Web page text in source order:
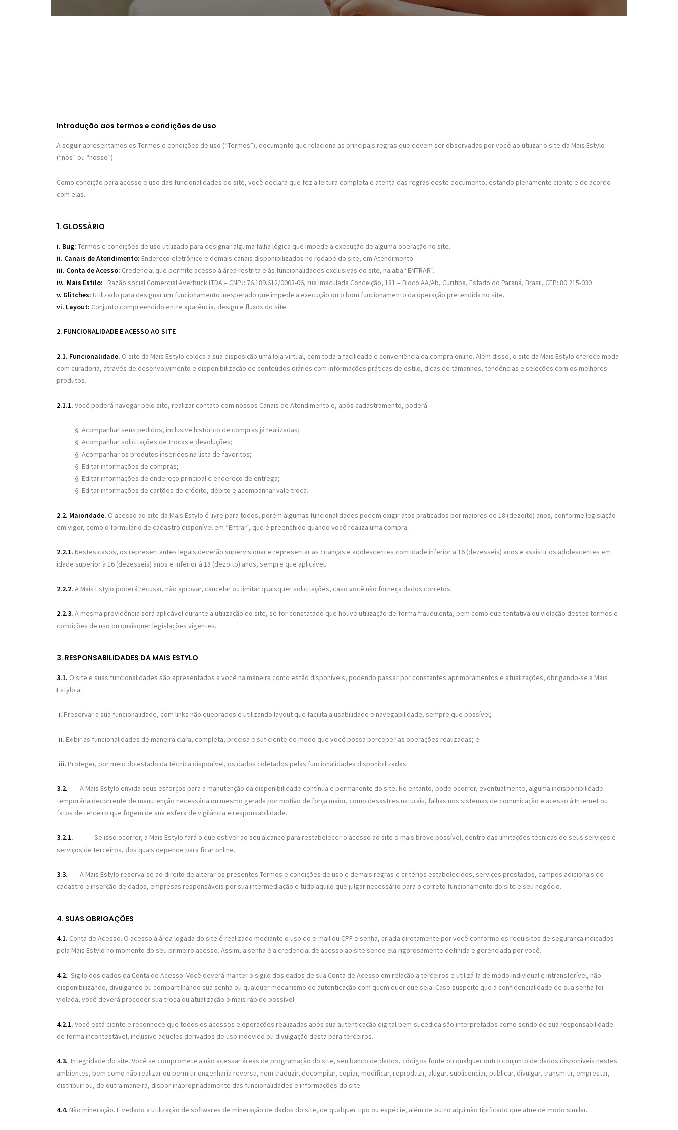
Introdução aos termos e condições de uso
A seguir apresentamos os Termos e condições de uso (“Termos”), documento que relaciona as principais regras que devem ser observadas por você ao utilizar o site da Mais Estylo
(“nós” ou “nosso”)
Como condição para acesso e uso das funcionalidades do site, você declara que fez a leitura completa e atenta das regras deste documento, estando plenamente ciente e de acordo
com elas.
1. GLOSSÁRIO
i. Bug: Termos e condições de uso utilizado para designar alguma falha lógica que impede a execução de alguma operação no site.
ii. Canais de Atendimento: Endereço eletrônico e demais canais disponibilizados no rodapé do site, em Atendimento.
iii. Conta de Acesso: Credencial que permite acesso à área restrita e às funcionalidades exclusivas do site, na aba “ENTRAR”.
iv. Mais Estilo: . Razão social Comercial Averbuck LTDA – CNPJ: 76.189.612/0003-06, rua Imaculada Conceição, 181 – Bloco AA/Ab, Curitiba, Estado do Paraná, Brasil, CEP: 80.215-030
v. Glitches: Utilizado para designar um funcionamento inesperado que impede a execução ou o bom funcionamento da operação pretendida no site.
vi. Layout: Conjunto compreendido entre aparência, design e fluxos do site.
2. FUNCIONALIDADE E ACESSO AO SITE
2.1. Funcionalidade. O site da Mais Estylo coloca a sua disposição uma loja virtual, com toda a facilidade e conveniência da compra online. Além disso, o site da Mais Estylo oferece moda
com curadoria, através de desenvolvimento e disponibilização de conteúdos diários com informações práticas de estilo, dicas de tamanhos, tendências e seleções com os melhores
produtos.
2.1.1. Você poderá navegar pelo site, realizar contato com nossos Canais de Atendimento e, após cadastramento, poderá:
§ Acompanhar seus pedidos, inclusive histórico de compras já realizadas;
§ Acompanhar solicitações de trocas e devoluções;
§ Acompanhar os produtos inseridos na lista de favoritos;
§ Editar informações de compras;
§ Editar informações de endereço principal e endereço de entrega;
§ Editar informações de cartões de crédito, débito e acompanhar vale troca.
2.2. Maioridade. O acesso ao site da Mais Estylo é livre para todos, porém algumas funcionalidades podem exigir atos praticados por maiores de 18 (dezoito) anos, conforme legislação
em vigor, como o formulário de cadastro disponível em “Entrar”, que é preenchido quando você realiza uma compra.
2.2.1. Nestes casos, os representantes legais deverão supervisionar e representar as crianças e adolescentes com idade inferior a 16 (dezesseis) anos e assistir os adolescentes em
idade superior à 16 (dezesseis) anos e inferior à 18 (dezoito) anos, sempre que aplicável.
2.2.2. A Mais Estylo poderá recusar, não aprovar, cancelar ou limitar quaisquer solicitações, caso você não forneça dados corretos.
2.2.3. A mesma providência será aplicável durante a utilização do site, se for constatado que houve utilização de forma fraudulenta, bem como que tentativa ou violação destes termos e
condições de uso ou quaisquer legislações vigentes.
3. RESPONSABILIDADES DA MAIS ESTYLO
3.1. O site e suas funcionalidades são apresentados a você na maneira como estão disponíveis, podendo passar por constantes aprimoramentos e atualizações, obrigando-se a Mais
Estylo a:
i. Preservar a sua funcionalidade, com links não quebrados e utilizando layout que facilita a usabilidade e navegabilidade, sempre que possível;
ii. Exibir as funcionalidades de maneira clara, completa, precisa e suficiente de modo que você possa perceber as operações realizadas; e
iii. Proteger, por meio do estado da técnica disponível, os dados coletados pelas funcionalidades disponibilizadas.
3.2.
A Mais Estylo envida seus esforços para a manutenção da disponibilidade contínua e permanente do site. No entanto, pode ocorrer, eventualmente, alguma indisponibilidade
temporária decorrente de manutenção necessária ou mesmo gerada por motivo de força maior, como desastres naturais, falhas nos sistemas de comunicação e acesso à Internet ou
fatos de terceiro que fogem de sua esfera de vigilância e responsabilidade.
3.2.1.
Se isso ocorrer, a Mais Estylo fará o que estiver ao seu alcance para restabelecer o acesso ao site o mais breve possível, dentro das limitações técnicas de seus serviços e
serviços de terceiros, dos quais depende para ficar online.
3.3.
A Mais Estylo reserva-se ao direito de alterar os presentes Termos e condições de uso e demais regras e critérios estabelecidos, serviços prestados, campos adicionais de
cadastro e inserção de dados, empresas responsáveis por sua intermediação e tudo aquilo que julgar necessário para o correto funcionamento do site e seu negócio.
4. SUAS OBRIGAÇÕES
4.1. Conta de Acesso. O acesso à área logada do site é realizado mediante o uso do e-mail ou CPF e senha, criada diretamente por você conforme os requisitos de segurança indicados
pela Mais Estylo no momento do seu primeiro acesso. Assim, a senha é a credencial de acesso ao site sendo ela rigorosamente definida e gerenciada por você.
4.2. Sigilo dos dados da Conta de Acesso. Você deverá manter o sigilo dos dados de sua Conta de Acesso em relação a terceiros e utilizá-la de modo individual e intransferível, não
disponibilizando, divulgando ou compartilhando sua senha ou qualquer mecanismo de autenticação com quem quer que seja. Caso suspeite que a confidencialidade de sua senha foi
violada, você deverá proceder sua troca ou atualização o mais rápido possível.
4.2.1. Você está ciente e reconhece que todos os acessos e operações realizadas após sua autenticação digital bem-sucedida são interpretados como sendo de sua responsabilidade
de forma incontestável, inclusive aqueles derivados de uso indevido ou divulgação desta para terceiros.
4.3. Integridade do site. Você se compromete a não acessar áreas de programação do site, seu banco de dados, códigos fonte ou qualquer outro conjunto de dados disponíveis nestes
ambientes, bem como não realizar ou permitir engenharia reversa, nem traduzir, decompilar, copiar, modificar, reproduzir, alugar, sublicenciar, publicar, divulgar, transmitir, emprestar,
distribuir ou, de outra maneira, dispor inapropriadamente das funcionalidades e informações do site.
4.4. Não mineração. É vedado a utilização de softwares de mineração de dados do site, de qualquer tipo ou espécie, além de outro aqui não tipificado que atue de modo similar.